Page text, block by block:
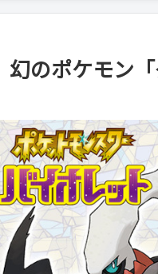
幻のポケモン